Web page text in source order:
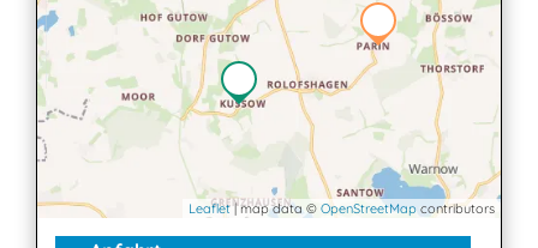
Leaflet| map data © OpenStreetMap contributors